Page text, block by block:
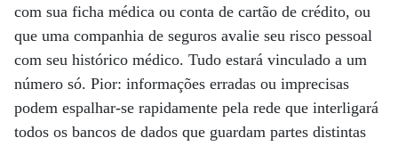
com sua ficha médica ou conta de cartão de crédito, ou
que uma companhia de seguros avalie seu risco pessoal
com seu histórico médico. Tudo estará vinculado a um
número só. Pior: informações erradas ou imprecisas
podem espalhar-se rapidamente pela rede que interligará
todos os bancos de dados que guardam partes distintas